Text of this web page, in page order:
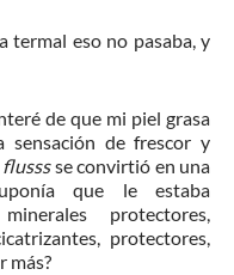
termal eso no pasaba, y
de que mi piel grasa
sensación de frescor y
flusssse convirtió en una
que le estaba
protectores,
protectores,
más?